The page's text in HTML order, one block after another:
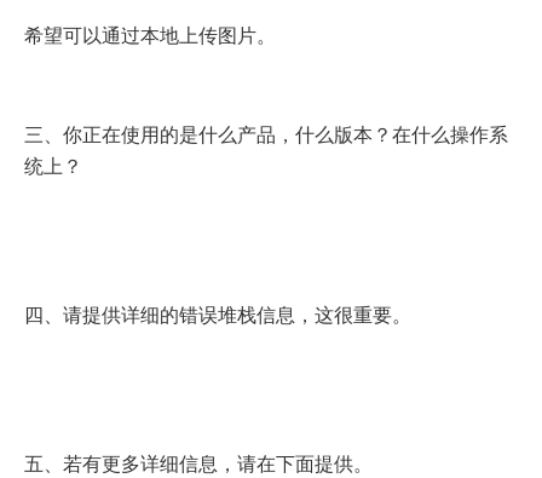
希望可以通过本地上传图片。
三、你正在使用的是什么产品，什么版本？在什么操作系
统上？
四、请提供详细的错误堆栈信息，这很重要。
五、若有更多详细信息，请在下面提供。